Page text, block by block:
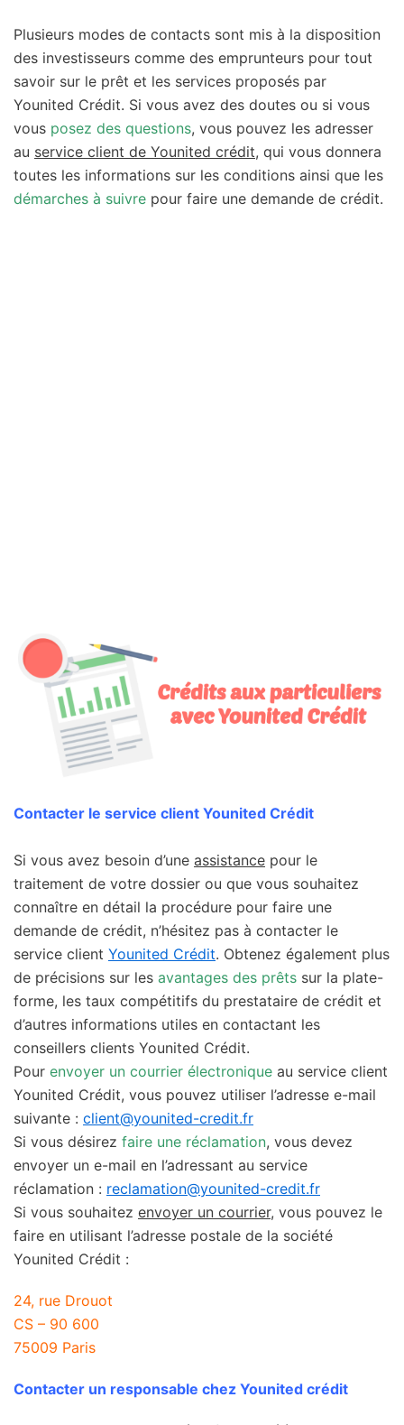
Plusieurs modes de contacts sont mis à la disposition
des investisseurs comme des emprunteurs pour tout
savoir sur le prêt et les services proposés par
Younited Crédit. Si vous avez des doutes ou si vous
vous posez des questions, vous pouvez les adresser
au service client de Younited crédit, qui vous donnera
toutes les informations sur les conditions ainsi que les
démarches à suivre pour faire une demande de crédit.
Contacter le service client Younited Crédit
Si vous avez besoin d’une assistance pour le
traitement de votre dossier ou que vous souhaitez
connaître en détail la procédure pour faire une
demande de crédit, n’hésitez pas à contacter le
service client Younited Crédit. Obtenez également plus
de précisions sur les avantages des prêts sur la plate-
forme, les taux compétitifs du prestataire de crédit et
d’autres informations utiles en contactant les
conseillers clients Younited Crédit.
Pour envoyer un courrier électronique au service client
Younited Crédit, vous pouvez utiliser l’adresse e-mail
suivante : client@younited-credit.fr
Si vous désirez faire une réclamation, vous devez
envoyer un e-mail en l’adressant au service
réclamation : reclamation@younited-credit.fr
Si vous souhaitez envoyer un courrier, vous pouvez le
faire en utilisant l’adresse postale de la société
Younited Crédit :
24, rue Drouot
CS – 90 600
75009 Paris
Contacter un responsable chez Younited crédit